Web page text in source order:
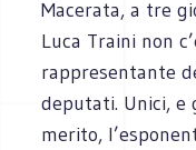
Macerata, a tre
Luca Traini non
rappresentante
deputati. Unici, e
merito,